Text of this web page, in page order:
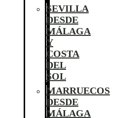
SEVILLA
DESDE
MÁLAGA
Y
COSTA
DEL
SOL
MARRUECOS
DESDE
MÁLAGA